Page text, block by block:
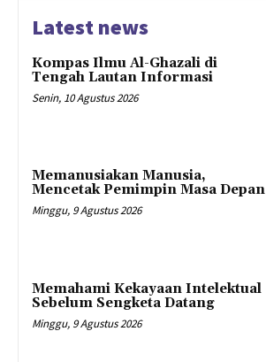
Latest news
Kompas Ilmu Al-Ghazali di
Tengah Lautan Informasi
Senin, 10 Agustus 2026
Memanusiakan Manusia,
Mencetak Pemimpin Masa Depan
Minggu, 9 Agustus 2026
Memahami Kekayaan Intelektual
Sebelum Sengketa Datang
Minggu, 9 Agustus 2026